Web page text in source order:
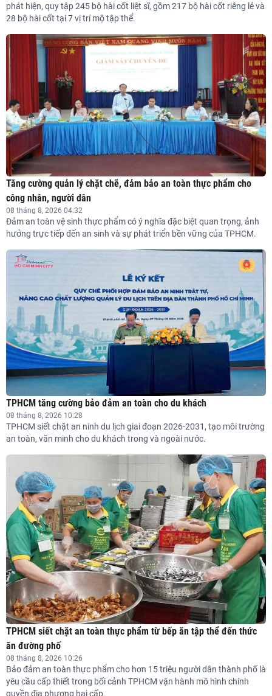
phát hiện, quy tập 245 bộ hài cốt liệt sĩ, gồm 217 bộ hài cốt riêng lẻ và
28 bộ hài cốt tại 7 vị trí mộ tập thể.
Tăng cường quản lý chặt chẽ, đảm bảo an toàn thực phẩm cho
công nhân, người dân
08 tháng 8, 2026 04:32
Đảm an toàn vệ sinh thực phẩm có ý nghĩa đặc biệt quan trọng, ảnh
hưởng trực tiếp đến an sinh và sự phát triển bền vững của TPHCM.
TPHCM tăng cường bảo đảm an toàn cho du khách
08 tháng 8, 2026 10:28
TPHCM siết chặt an ninh du lịch giai đoạn 2026-2031, tạo môi trường
an toàn, văn minh cho du khách trong và ngoài nước.
TPHCM siết chặt an toàn thực phẩm từ bếp ăn tập thể đến thức
ăn đường phố
08 tháng 8, 2026 10:26
Bảo đảm an toàn thực phẩm cho hơn 15 triệu người dân thành phố là
yêu cầu cấp thiết trong bối cảnh TPHCM vận hành mô hình chính
quyền địa phương hai cấp.